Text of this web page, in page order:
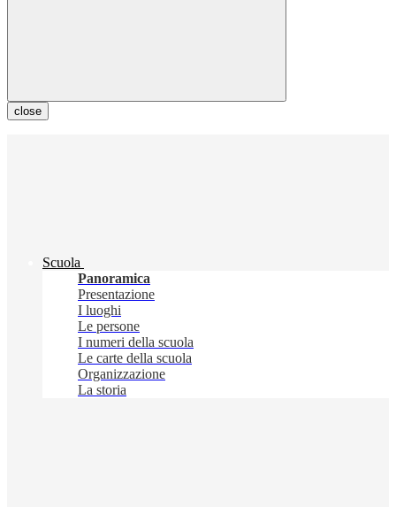
close
Scuola
Panoramica
Presentazione
I luoghi
Le persone
I numeri della scuola
Le carte della scuola
Organizzazione
La storia